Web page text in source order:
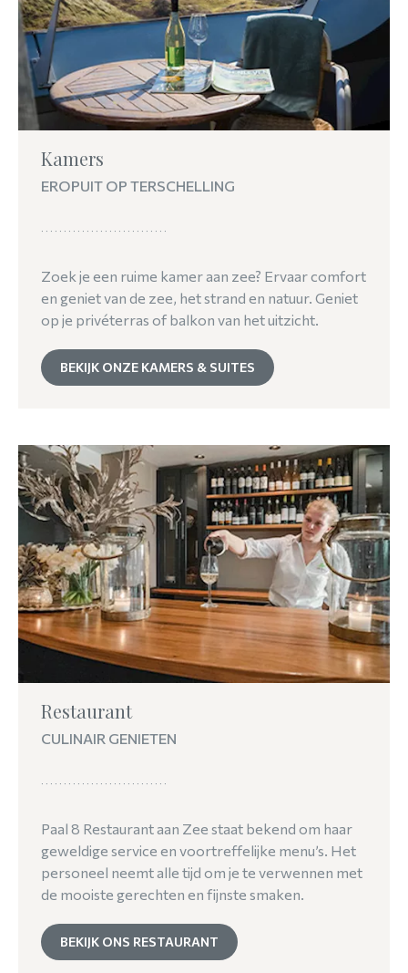
Kamers
EROPUIT OP TERSCHELLING
Zoek je een ruime kamer aan zee? Ervaar comfort
en geniet van de zee, het strand en natuur. Geniet
op je privéterras of balkon van het uitzicht.
BEKIJK ONZE KAMERS & SUITES
Restaurant
CULINAIR GENIETEN
Paal 8 Restaurant aan Zee staat bekend om haar
geweldige service en voortreffelijke menu’s. Het
personeel neemt alle tijd om je te verwennen met
de mooiste gerechten en fijnste smaken.
BEKIJK ONS RESTAURANT